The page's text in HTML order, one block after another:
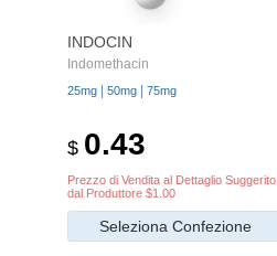
INDOCIN
Indomethacin
25mg | 50mg | 75mg
$ 0.43
Prezzo di Vendita al Dettaglio Suggerito
dal Produttore $1.00
Seleziona Confezione